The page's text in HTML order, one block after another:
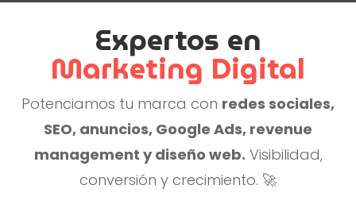
Expertos en
Marketing Digital
Potenciamos tu marca con redes sociales,
SEO, anuncios, Google Ads, revenue
management y diseño web. Visibilidad,
conversión y crecimiento. 🚀